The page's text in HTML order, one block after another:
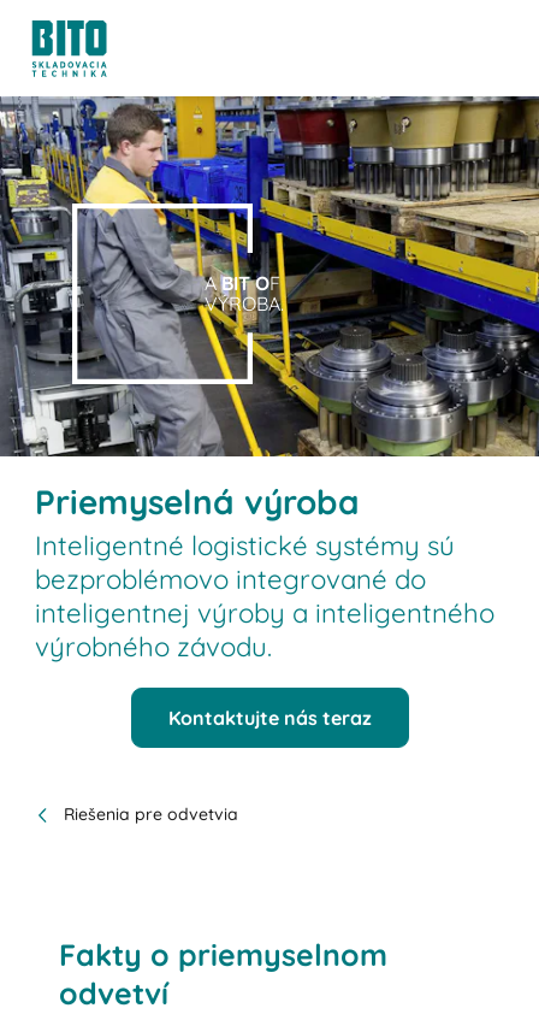
ABIT OF
VÝROBA.
Priemyselná výroba
Inteligentné logistické systémy sú
bezproblémovo integrované do
inteligentnej výroby a inteligentného
výrobného závodu.
Kontaktujte nás teraz
Riešenia pre odvetvia
Fakty o priemyselnom
odvetví